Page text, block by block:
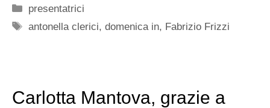
Categorie
presentatrici
Tag
antonella clerici,domenica in, Fabrizio Frizzi
Carlotta Mantova, grazie a